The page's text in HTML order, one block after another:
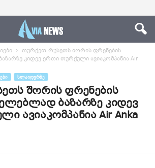
თურქეთ-რუსეთს შორის ფრენების
კიდევ ერთი თურქული ავიაკომპანია Air
ᲡᲚᲐᲘᲓᲔᲠᲖᲔ
შორის ფრენების
ბაზარზე კიდევ
ავიაკომპანია Air Anka